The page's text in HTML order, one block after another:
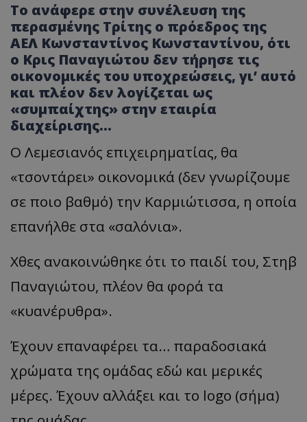
Το ανάφερε στην συνέλευση της
περασμένης Τρίτης ο πρόεδρος της
ΑΕΛ Κωνσταντίνος Κωνσταντίνου, ότι
ο Κρις Παναγιώτου δεν τήρησε τις
οικονομικές του υποχρεώσεις, γι’ αυτό
και πλέον δεν λογίζεται ως
«συμπαίχτης» στην εταιρία
διαχείρισης…
Ο Λεμεσιανός επιχειρηματίας, θα
«τσοντάρει» οικονομικά (δεν γνωρίζουμε
σε ποιο βαθμό) την Καρμιώτισσα, η οποία
επανήλθε στα «σαλόνια».
Χθες ανακοινώθηκε ότι το παιδί του, Στηβ
Παναγιώτου, πλέον θα φορά τα
«κυανέρυθρα».
Έχουν επαναφέρει τα… παραδοσιακά
χρώματα της ομάδας εδώ και μερικές
μέρες. Έχουν αλλάξει και το logo (σήμα)